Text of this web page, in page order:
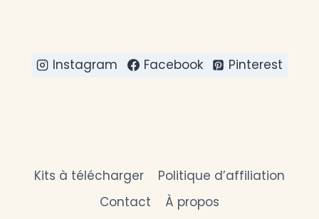
Instagram Facebook Pinterest
Kits à télécharger
Politique d’affiliation
Contact
À propos